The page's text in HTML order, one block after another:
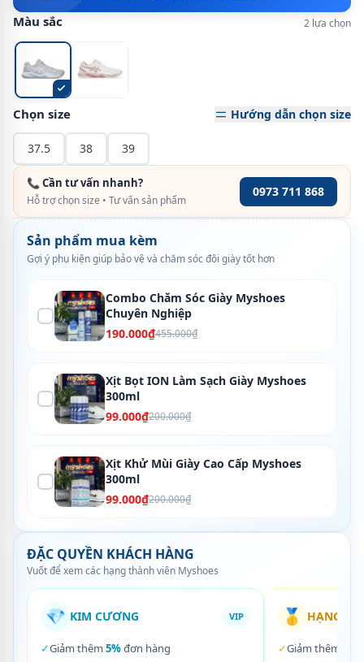
Màu sắc 2 lựa chọn
Chọn size Hướng dẫn chọn size
37.5 38 39
📞 Cần tư vấn nhanh?
Hỗ trợ chọn size • Tư vấn sản phẩm
0973 711 868
Sản phẩm mua kèm
Gợi ý phụ kiện giúp bảo vệ và chăm sóc đôi giày tốt hơn
Combo Chăm Sóc Giày Myshoes
Chuyên Nghiệp
190.000₫455.000₫
Xịt Bọt ION Làm Sạch Giày Myshoes
300ml
99.000₫200.000₫
Xịt Khử Mùi Giày Cao Cấp Myshoes
300ml
99.000₫200.000₫
ĐẶC QUYỀN KHÁCH HÀNG
Vuốt để xem các hạng thành viên Myshoes
💎 KIM CƯƠNG VIP
✓Giảm thêm 5%đơn hàng
🥇 HẠNG
✓Giảm thêm